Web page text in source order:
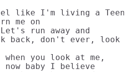
like I'm living a Teenage
me on
run away and
back, don't ever, look
when you look at me,
now baby I believe